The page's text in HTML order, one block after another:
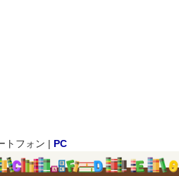
トフォン | PC